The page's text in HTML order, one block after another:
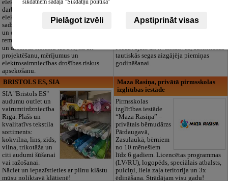
elektromontāžas
darbus,
elektroinstalācijas,
sadzīves tehnikas
un elektronikas
remontu, vājstrāvas
un drošības sistēmu izbūvi, kā arī
projektēšanu, mērījumus un
elektrosaimniecības drošības riskus
apsekošanu.
organizēšanas un
dokumentu
tautiskās segas aizgājēja piemiņas
godināšanai.
BRISTOLS ES, SIA
SIA "Bristols ES"
audumu outlet un
vairumtirdzniecība
Rīgā. Plašs un
kvalitatīvs tekstila
sortiments:
kokvilna, lins, zīds,
vilna, trikotāža un
citi audumi šūšanai
vai ražošanai.
Nāciet un iepazīstieties ar pilnu klāstu
mūsu noliktavā klātienē!
Maza Rasiņa, privātā pirmsskolas
izglītības iestāde
Pirmsskolas
izglītības iestāde
“Maza Rasiņa” –
privātais bērnudārzs
Pārdaugavā,
Zasulaukā, bērniem
no 10 mēnešiem
līdz 6 gadiem. Licencētas programmas
(LV/RU), logopēds, speciālais atbalsts,
pulciņi, liela zaļa teritorija un 3x
ēdināšana. Strādājam visu gadu!
sīkdatnēm sadaļā "Sīkdatņu politika"
Pielāgot izvēli Apstiprināt visas